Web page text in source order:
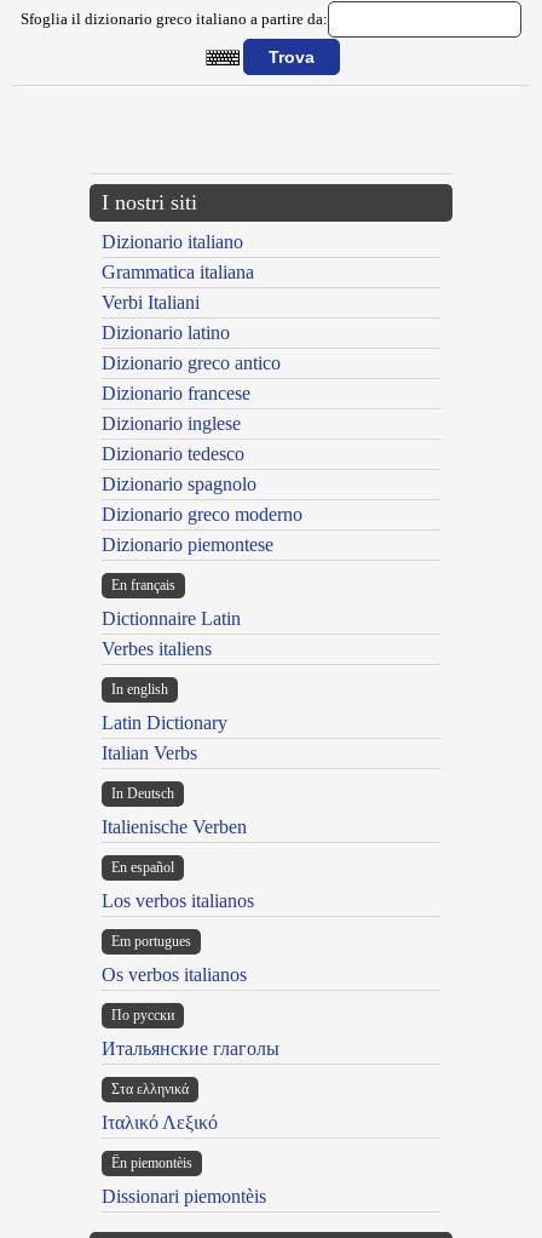
Sfoglia il dizionario greco italiano a partire da:
I nostri siti
Dizionario italiano
Grammatica italiana
Verbi Italiani
Dizionario latino
Dizionario greco antico
Dizionario francese
Dizionario inglese
Dizionario tedesco
Dizionario spagnolo
Dizionario greco moderno
Dizionario piemontese
En français
Dictionnaire Latin
Verbes italiens
In english
Latin Dictionary
Italian Verbs
In Deutsch
Italienische Verben
En español
Los verbos italianos
Em portugues
Os verbos italianos
По русски
Итальянские глаголы
Στα ελληνικά
Ιταλικό Λεξικό
Ën piemontèis
Dissionari piemontèis